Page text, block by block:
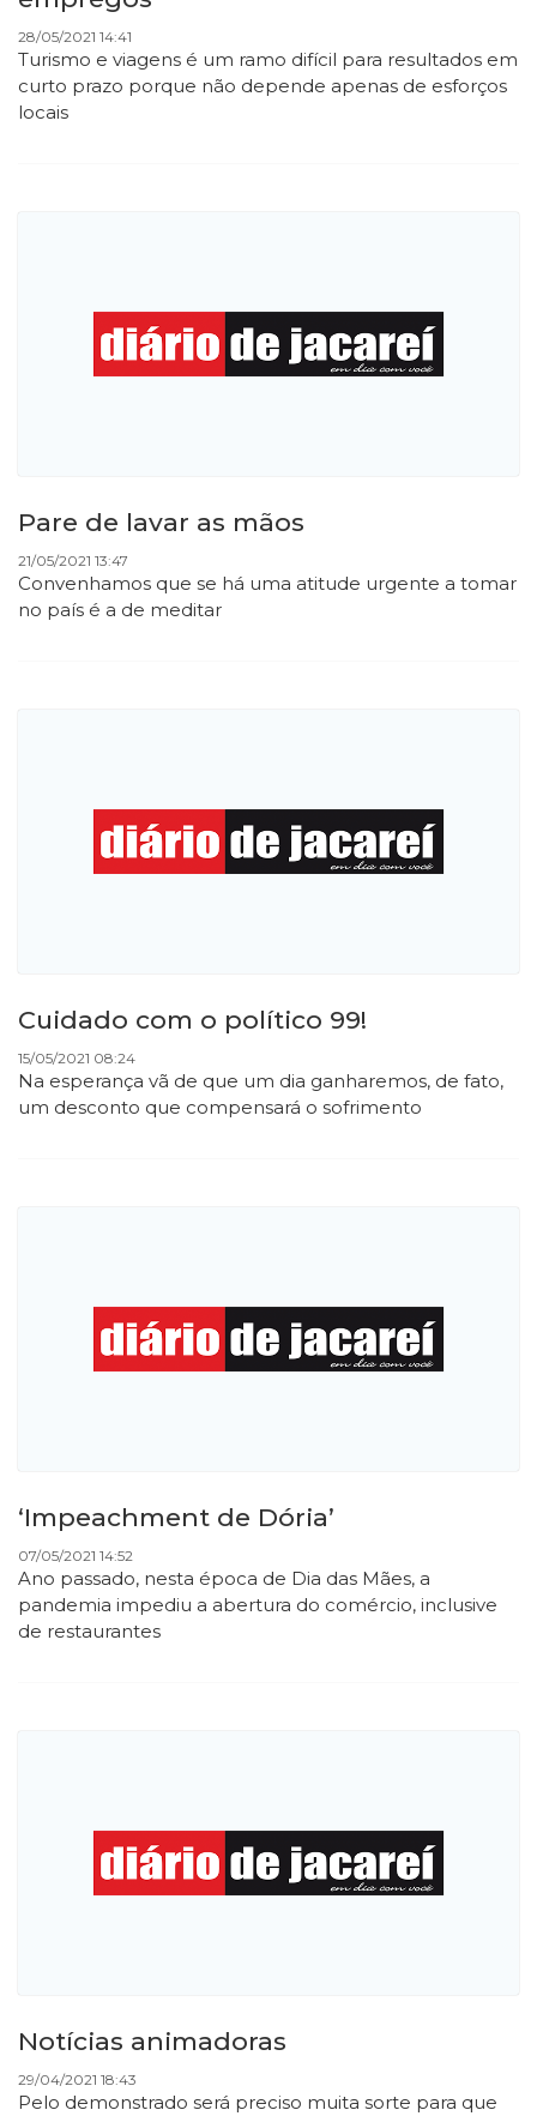
28/05/2021 14:41
Turismo e viagens é um ramo difícil para resultados em
curto prazo porque não depende apenas de esforços
locais
Pare de lavar as mãos
21/05/2021 13:47
Convenhamos que se há uma atitude urgente a tomar
no país é a de meditar
Cuidado com o político 99!
15/05/2021 08:24
Na esperança vã de que um dia ganharemos, de fato,
um desconto que compensará o sofrimento
‘Impeachment de Dória’
07/05/2021 14:52
Ano passado, nesta época de Dia das Mães, a
pandemia impediu a abertura do comércio, inclusive
de restaurantes
Notícias animadoras
29/04/2021 18:43
Pelo demonstrado será preciso muita sorte para que